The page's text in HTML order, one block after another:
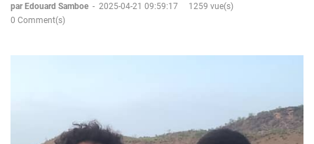
par Edouard Samboe - 2025-04-21 09:59:17
1259 vue(s)
0 Comment(s)